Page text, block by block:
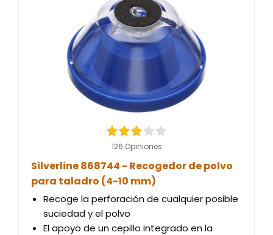
126 Opiniones
Silverline 868744 - Recogedor de polvo
para taladro (4-10 mm)
Recoge la perforación de cualquier posible
suciedad y el polvo
El apoyo de un cepillo integrado en la